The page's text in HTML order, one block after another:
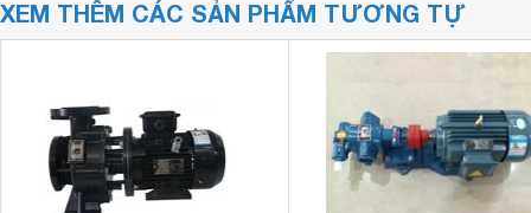
XEM THÊM CÁC SẢN PHẨM TƯƠNG TỰ